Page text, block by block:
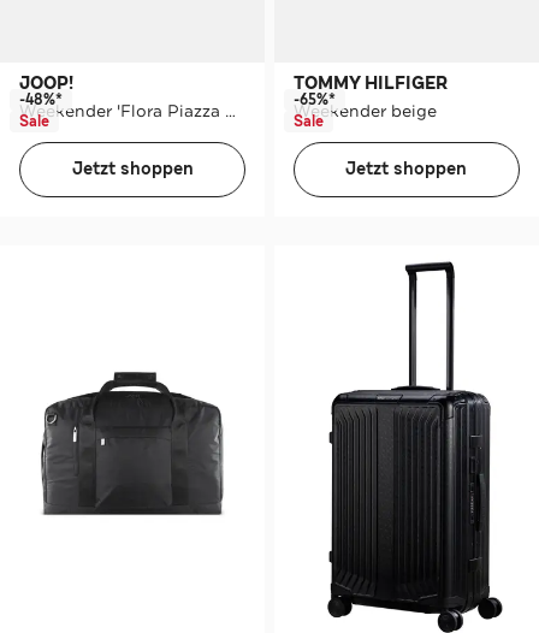
JOOP!
Weekender 'Flora Piazza Mieke' schwarz
-48%*
Sale
Jetzt shoppen
TOMMY HILFIGER
Weekender beige
-65%*
Sale
Jetzt shoppen